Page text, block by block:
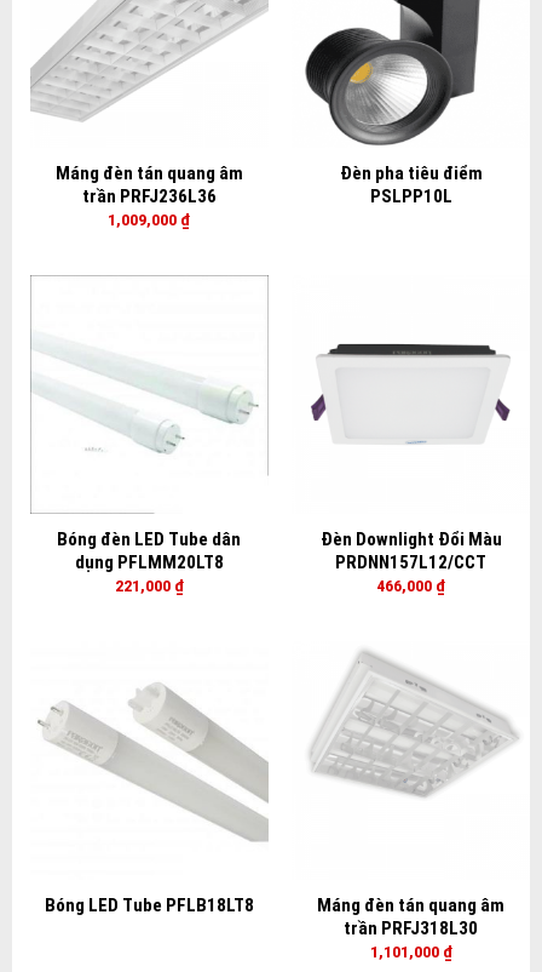
Máng đèn tán quang âm
trần PRFJ236L36
1,009,000 ₫
Đèn pha tiêu điểm
PSLPP10L
Bóng đèn LED Tube dân
dụng PFLMM20LT8
221,000 ₫
Đèn Downlight Đổi Màu
PRDNN157L12/CCT
466,000 ₫
Bóng LED Tube PFLB18LT8
Máng đèn tán quang âm
trần PRFJ318L30
1,101,000 ₫